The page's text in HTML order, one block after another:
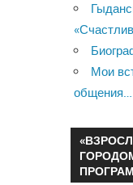
Мои
общения…